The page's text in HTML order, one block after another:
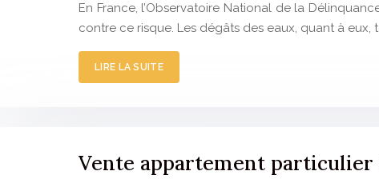
En France, l’Observatoire National de la
contre ce risque. Les dégâts des eaux, quant à
LIRE LA SUITE
Vente appartement